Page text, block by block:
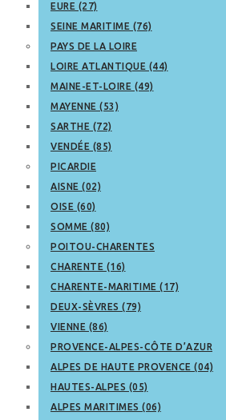
EURE (27)
SEINE MARITIME (76)
PAYS DE LA LOIRE
LOIRE ATLANTIQUE (44)
MAINE-ET-LOIRE (49)
MAYENNE (53)
SARTHE (72)
VENDÉE (85)
PICARDIE
AISNE (02)
OISE (60)
SOMME (80)
POITOU-CHARENTES
CHARENTE (16)
CHARENTE-MARITIME (17)
DEUX-SÈVRES (79)
VIENNE (86)
PROVENCE-ALPES-CÔTE D’AZUR
ALPES DE HAUTE PROVENCE (04)
HAUTES-ALPES (05)
ALPES MARITIMES (06)